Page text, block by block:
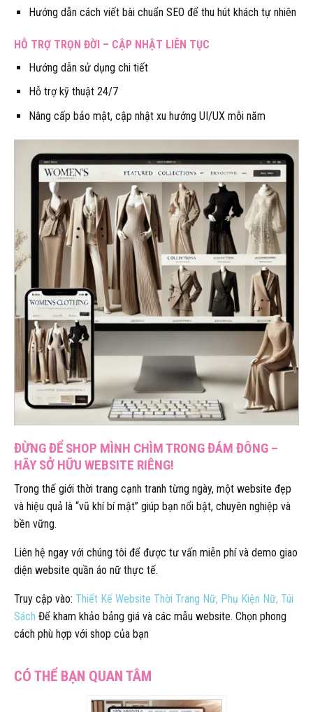
Hướng dẫn cách viết bài chuẩn SEO để thu hút khách tự nhiên
HỖ TRỢ TRỌN ĐỜI – CẬP NHẬT LIÊN TỤC
Hướng dẫn sử dụng chi tiết
Hỗ trợ kỹ thuật 24/7
Nâng cấp bảo mật, cập nhật xu hướng UI/UX mỗi năm
ĐỪNG ĐỂ SHOP MÌNH CHÌM TRONG ĐÁM ĐÔNG –
HÃY SỞ HỮU WEBSITE RIÊNG!
Trong thế giới thời trang cạnh tranh từng ngày, một website đẹp
và hiệu quả là “vũ khí bí mật” giúp bạn nổi bật, chuyên nghiệp và
bền vững.
Liên hệ ngay với chúng tôi để được tư vấn miễn phí và demo giao
diện website quần áo nữ thực tế.
Truy cập vào: Thiết Kế Website Thời Trang Nữ, Phụ Kiện Nữ, Túi
Sách Để kham khảo bảng giá và các mẫu website. Chọn phong
cách phù hợp với shop của bạn